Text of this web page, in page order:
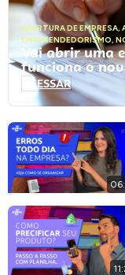
ABERTURA DE EMPRESA,
EMPREENDEDORISMO,
Vai abrir uma
funciona o
ACESSAR